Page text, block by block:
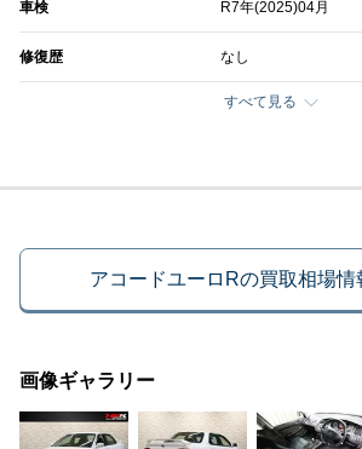
車検 R7年(2025)04月
修復歴 なし
すべて見る
アコードユーロRの買取相場情
画像ギャラリー